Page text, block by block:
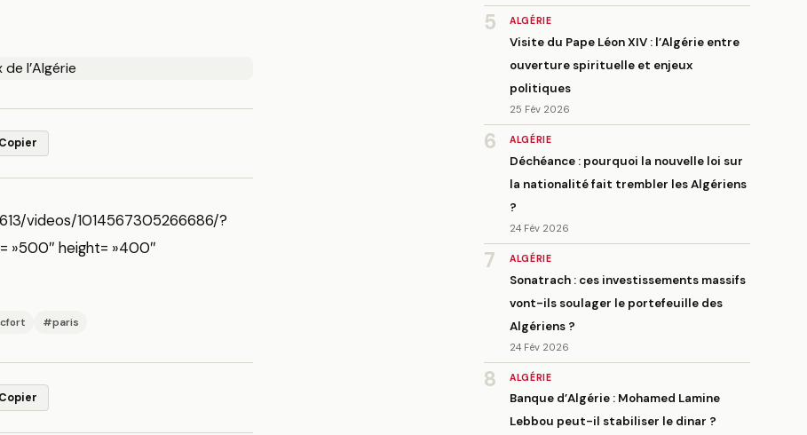
Copier
videos/1014567305266686/?
»500″ height= »400″
#paris
Copier
5 ALGÉRIE
Visite du Pape Léon XIV : l’Algérie entre
ouverture spirituelle et enjeux
politiques
25 Fév 2026
6 ALGÉRIE
Déchéance : pourquoi la nouvelle loi sur
la nationalité fait trembler les Algériens
?
24 Fév 2026
7 ALGÉRIE
Sonatrach : ces investissements massifs
vont-ils soulager le portefeuille des
Algériens ?
24 Fév 2026
8 ALGÉRIE
Banque d’Algérie : Mohamed Lamine
Lebbou peut-il stabiliser le dinar ?